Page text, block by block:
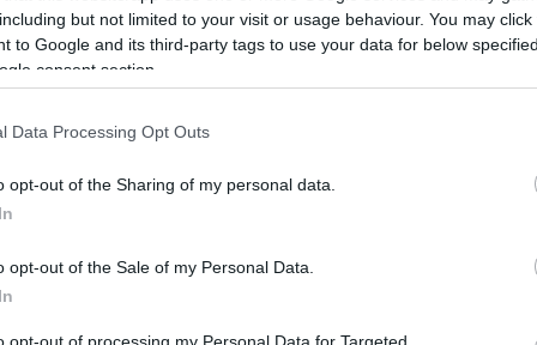
but not limited to your visit or usage behaviour. You may
to Google and its third-party tags to use your data for below
consent section.
Data Processing Opt Outs
opt-out of the Sharing of my personal data.
opt-out of the Sale of my Personal Data.
alla Uil, presenterà un ricorso contro la
dello sciopero.…
17 novembre, Landini:
confermata. Abbiamo
delle modifiche”